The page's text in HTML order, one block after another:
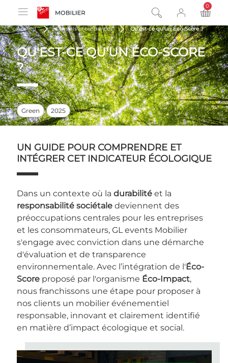
0
Accueil Conseils et tendances Qu'est-ce qu'un Éco-Score ?
QU'EST-CE QU'UN ÉCO-SCORE
?
Green 2025
UN GUIDE POUR COMPRENDRE ET
INTÉGRER CET INDICATEUR ÉCOLOGIQUE
Dans un contexte où la durabilité et la
responsabilité sociétale deviennent des
préoccupations centrales pour les entreprises
et les consommateurs, GL events Mobilier
s'engage avec conviction dans une démarche
d'évaluation et de transparence
environnementale. Avec l’intégration de l'Éco-
Scoreproposé par l'organisme Éco-Impact,
nous franchissons une étape pour proposer à
nos clients un mobilier événementiel
responsable, innovant et clairement identifié
en matière d’impact écologique et social.